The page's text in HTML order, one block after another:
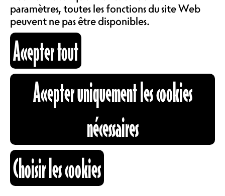
ABOS & TARIFS
INFORMATIONS
CARTOGRAPHIE
RECHERCHE
16h00
13.08.2026
FTE
DJ à la Carte :
Animé par
19.08.2026
paramètres, toutes les fonctions du site Web
peuvent ne pas être disponibles.
Accepter tout
Accepter uniquement les cookies
nécessaires
Choisir les cookies